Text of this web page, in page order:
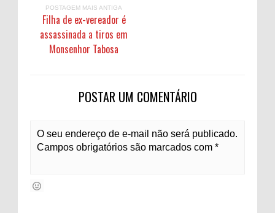
POSTAGEM MAIS ANTIGA
Filha de ex-vereador é
assassinada a tiros em
Monsenhor Tabosa
POSTAR UM COMENTÁRIO
O seu endereço de e-mail não será publicado.
Campos obrigatórios são marcados com *